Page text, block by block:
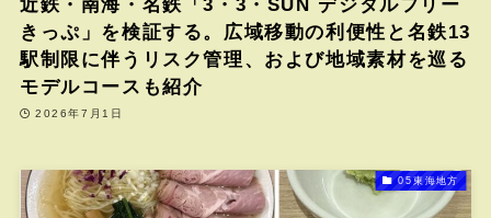
近鉄・南海・名鉄「3・3・SUN デジタルフリー
きっぷ」を検証する。広域移動の利便性と名鉄13
駅制限に伴うリスク管理、および地域素材を巡る
モデルコースも紹介
2026年7月1日
05東海地方